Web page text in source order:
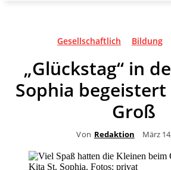
Gesellschaftlich Bildung
„Glückstag“ in
Sophia
Groß
Von Redaktion März